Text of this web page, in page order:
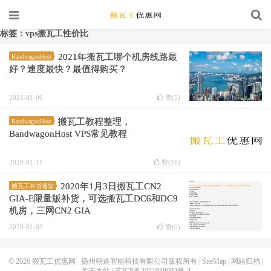
标签：vps搬瓦工性价比
BandwagonHost
2021年搬瓦工哪个机房线路最
好？速度最快？最值得购买？
2021-01-06 赞(5)
BandwagonHost
搬瓦工教程整理，
BandwagonHost VPS常见教程
2020-01-11 赞(16)
搬瓦工补货通知
2020年1月3日搬瓦工CN2
GIA-E限量版补货，可选搬瓦工DC6和DC9
机房，三网CN2 GIA
2020-01-03 赞(0)
© 2026 搬瓦工优惠网 扬州翎途智能科技有限公司版权所有 | SiteMap| 网站归档